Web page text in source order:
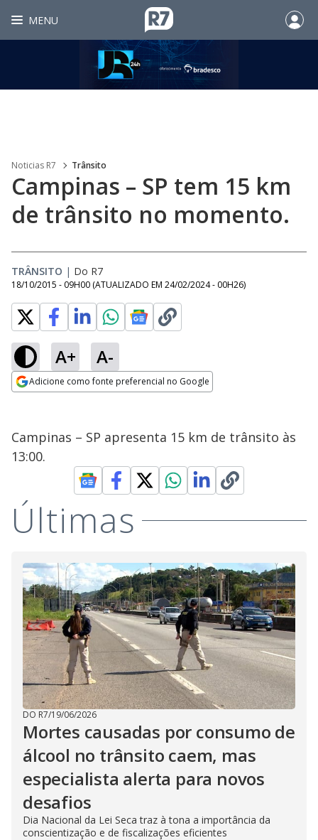
MENU
Noticias R7 Trânsito
Campinas – SP tem 15 km
de trânsito no momento.
TRÂNSITO | Do R7
18/10/2015 - 09H00 (ATUALIZADO EM 24/02/2024 - 00H26)
A+ A-
Adicione como fonte preferencial no Google
Campinas – SP apresenta 15 km de trânsito às
13:00.
Últimas
DO R7/19/06/2026
Mortes causadas por consumo de
álcool no trânsito caem, mas
especialista alerta para novos
desafios
Dia Nacional da Lei Seca traz à tona a importância da
conscientização e de fiscalizações eficientes